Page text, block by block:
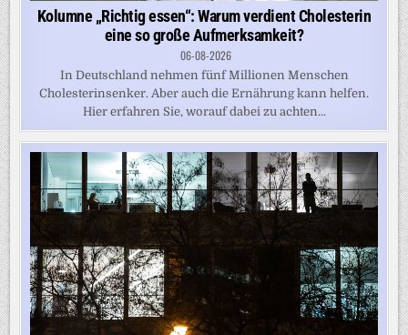
Kolumne „Richtig essen“: Warum verdient Cholesterin
eine so große Aufmerksamkeit?
06-08-2026
In Deutschland nehmen fünf Millionen Menschen
Cholesterinsenker. Aber auch die Ernährung kann helfen.
Hier erfahren Sie, worauf dabei zu achten...